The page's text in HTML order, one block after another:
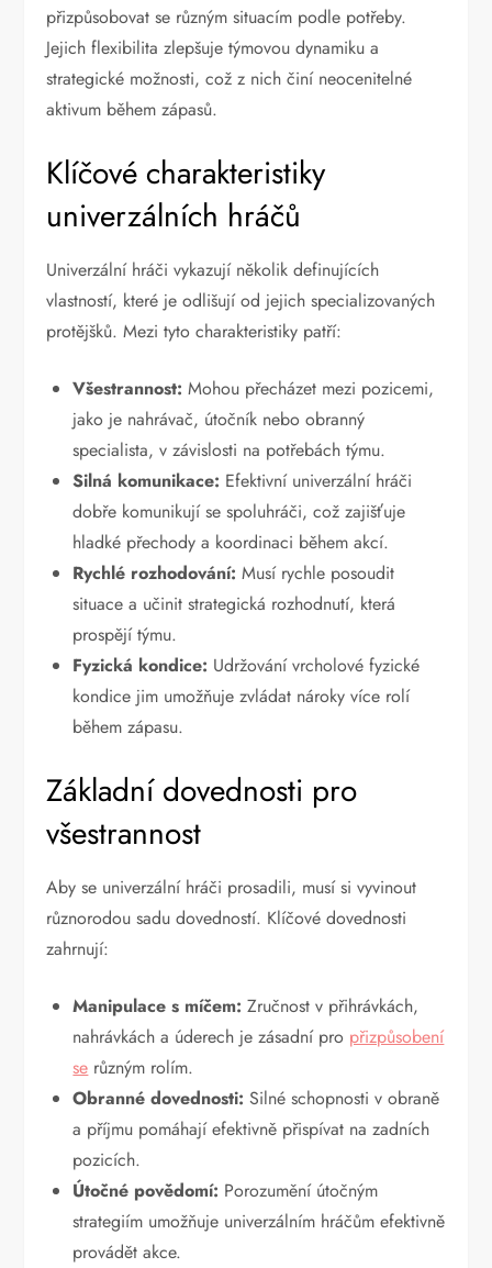
přizpůsobovat se různým situacím podle potřeby.
Jejich flexibilita zlepšuje týmovou dynamiku a
strategické možnosti, což z nich činí neocenitelné
aktivum během zápasů.
Klíčové charakteristiky
univerzálních hráčů
Univerzální hráči vykazují několik definujících
vlastností, které je odlišují od jejich specializovaných
protějšků. Mezi tyto charakteristiky patří:
Všestrannost: Mohou přecházet mezi pozicemi,
jako je nahrávač, útočník nebo obranný
specialista, v závislosti na potřebách týmu.
Silná komunikace: Efektivní univerzální hráči
dobře komunikují se spoluhráči, což zajišťuje
hladké přechody a koordinaci během akcí.
Rychlé rozhodování: Musí rychle posoudit
situace a učinit strategická rozhodnutí, která
prospějí týmu.
Fyzická kondice: Udržování vrcholové fyzické
kondice jim umožňuje zvládat nároky více rolí
během zápasu.
Základní dovednosti pro
všestrannost
Aby se univerzální hráči prosadili, musí si vyvinout
různorodou sadu dovedností. Klíčové dovednosti
zahrnují:
Manipulace s míčem: Zručnost v přihrávkách,
nahrávkách a úderech je zásadní pro přizpůsobení
se různým rolím.
Obranné dovednosti: Silné schopnosti v obraně
a příjmu pomáhají efektivně přispívat na zadních
pozicích.
Útočné povědomí: Porozumění útočným
strategiím umožňuje univerzálním hráčům efektivně
provádět akce.